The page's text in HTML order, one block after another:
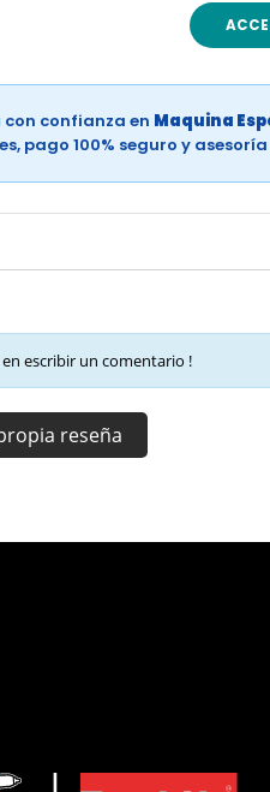
confianza en Maquina
pago 100% seguro y
en escribir un comentario !
reseña